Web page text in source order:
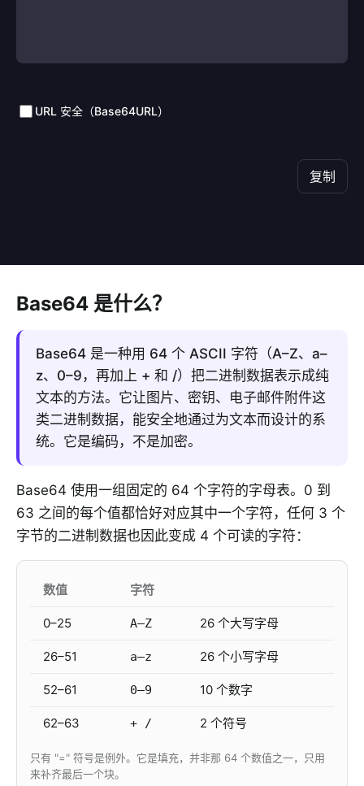
URL 安全（Base64URL）
复制
Base64 是什么？
Base64 是一种用 64 个 ASCII 字符（A–Z、a–
z、0–9，再加上 + 和 /）把二进制数据表示成纯
文本的方法。它让图片、密钥、电子邮件附件这
类二进制数据，能安全地通过为文本而设计的系
统。它是编码，不是加密。
Base64 使用一组固定的 64 个字符的字母表。0 到
63 之间的每个值都恰好对应其中一个字符，任何 3 个
字节的二进制数据也因此变成 4 个可读的字符：
数值 字符
0–25 A–Z 26 个大写字母
26–51 a–z 26 个小写字母
52–61 0–9 10 个数字
62–63 + / 2 个符号
只有 "=" 符号是例外。它是填充，并非那 64 个数值之一，只用
来补齐最后一个块。